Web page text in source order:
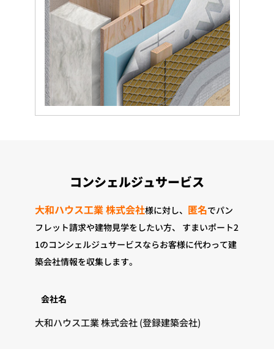
コンシェルジュサービス
大和ハウス工業 株式会社様に対し、 匿名でパン
フレット請求や建物見学をしたい方、
すまいポート2
1のコンシェルジュサービスならお客様に代わって建
築会社情報を収集します。
会社名